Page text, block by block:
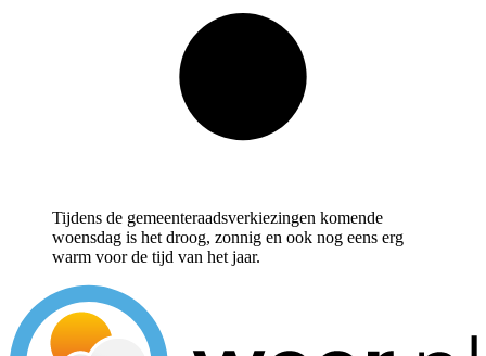
Tijdens de gemeenteraadsverkiezingen komende
woensdag is het droog, zonnig en ook nog eens erg
warm voor de tijd van het jaar.